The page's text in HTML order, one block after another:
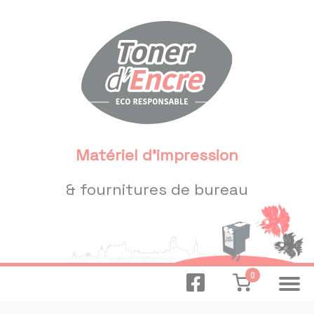
Matériel d'impression
& fournitures de bureau
0